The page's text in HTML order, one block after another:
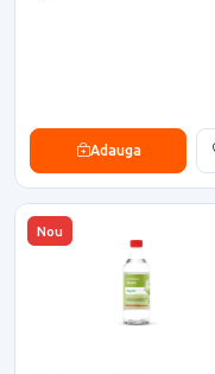
Adauga
Nou